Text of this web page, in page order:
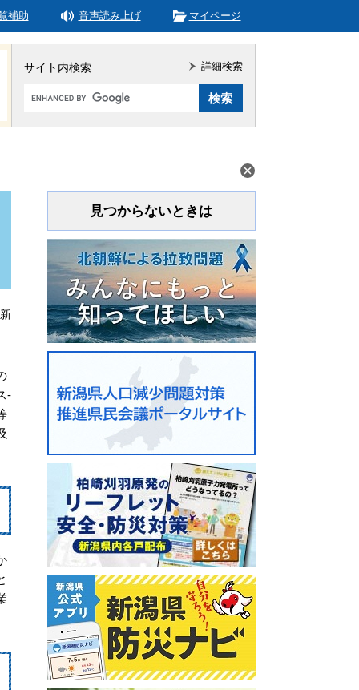
補助 音声読み上げ マイページ
サイト内検索
Google
詳細検索
-
見つからないときは